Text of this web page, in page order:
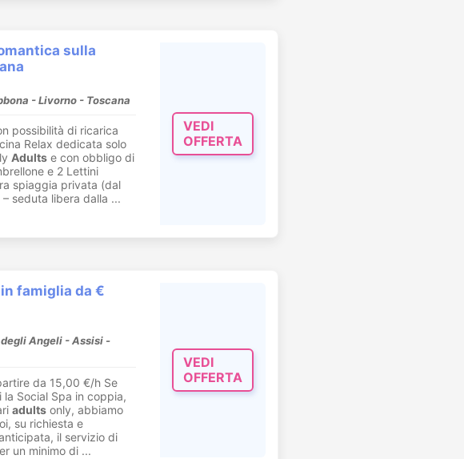
sulla
- Livorno - Toscana
possibilità di ricarica
Relax dedicata solo
Adultse con obbligo di
e 2 Lettini
spiaggia privata (dal
seduta libera dalla ...
VEDI
OFFERTA
in famiglia da €
Angeli - Assisi -
da 15,00 €/h Se
Social Spa in coppia,
adultsonly, abbiamo
su richiesta e
il servizio di
un minimo di ...
VEDI
OFFERTA